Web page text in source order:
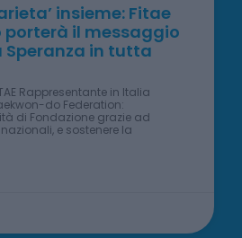
insieme: Fitae
porterà il messaggio
in tutta
Rappresentante in Italia
do Federation:
di Fondazione grazie ad
e sostenere la